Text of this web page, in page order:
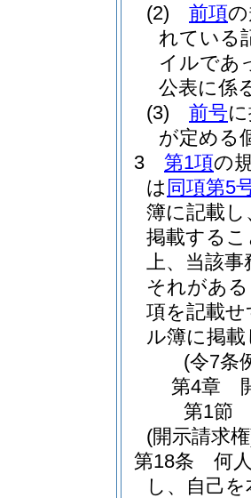
(2)
前項
れている
イルであ
公表に係
(3)
前号
が定める
3
第1項の
は 同項第5
簿に記載
掲載する
上、当該
それがあ
項を記載
ル簿に掲
(令7条
第4章
第1節
(開示請求
第18条
何
し、自己